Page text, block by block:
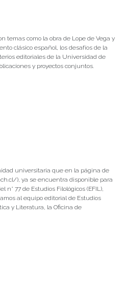
temas como la obra de Lope de Vega y
clásico español, los desafíos de la
editoriales de la Universidad de
y proyectos conjuntos.
universitaria que en la página de
), ya se encuentra disponible para
77 de Estudios Filológicos (EFIL),
al equipo editorial de Estudios
y Literatura, la Oficina de